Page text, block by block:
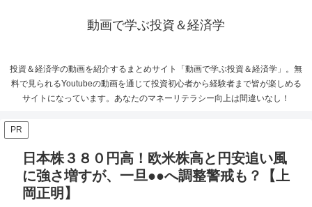
動画で学ぶ投資＆経済学
投資＆経済学の動画を紹介するまとめサイト「動画で学ぶ投資＆経済学」。無
料で見られるYoutubeの動画を通じて投資初心者から経験者まで皆が楽しめる
サイトになっています。あなたのマネーリテラシー向上は間違いなし！
PR
日本株３８０円高！欧米株高と円安追い風
に強さ増すが、一旦●●へ調整警戒も？【上
岡正明】